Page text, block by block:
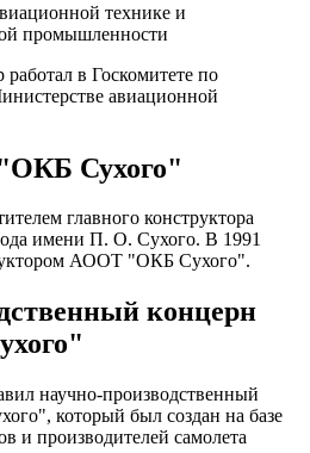
технике и
промышленности
в Госкомитете по
авиационной
Сухого"
главного конструктора
имени П. О. Сухого. В 1991
АООТ "ОКБ Сухого".
концерн
научно-производственный
который был создан на базе
и производителей самолета